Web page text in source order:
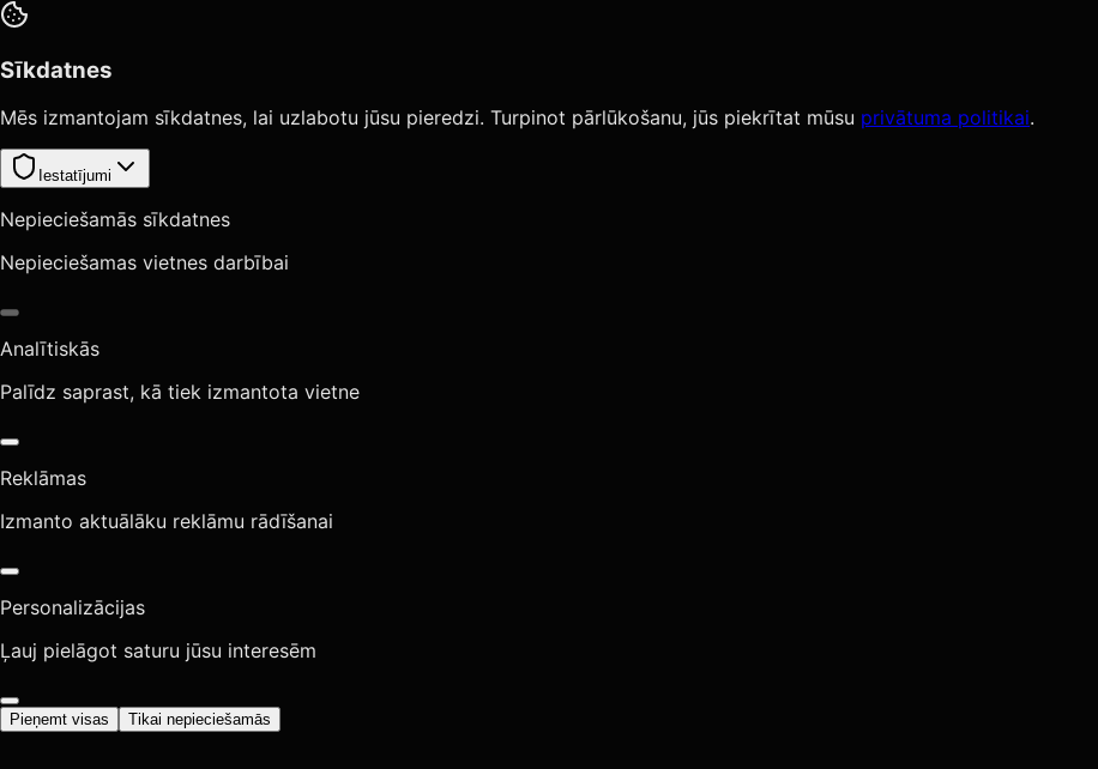
Sīkdatnes
Mēs izmantojam sīkdatnes, lai uzlabotu jūsu pieredzi. Turpinot pārlūkošanu, jūs piekrītat mūsu privātuma politikai.
Iestatījumi
Nepieciešamās sīkdatnes
Nepieciešamas vietnes darbībai
Analītiskās
Palīdz saprast, kā tiek izmantota vietne
Reklāmas
Izmanto aktuālāku reklāmu rādīšanai
Personalizācijas
Ļauj pielāgot saturu jūsu interesēm
Pieņemt visas Tikai nepieciešamās